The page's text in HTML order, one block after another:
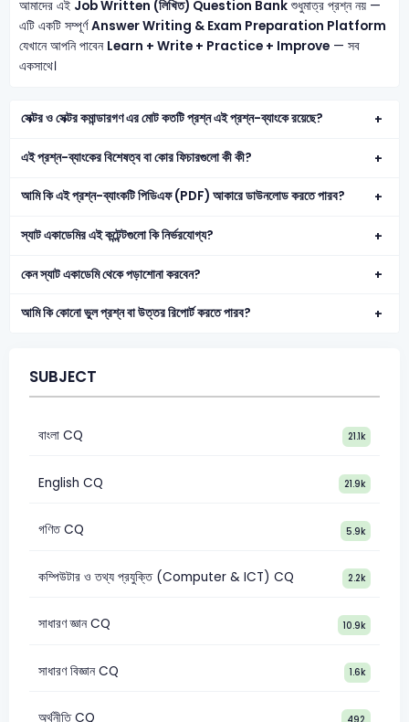
আমাদের এই Job Written (লিখিত) Question Bankশুধুমাত্র প্রশ্ন নয় —
এটি একটি সম্পূর্ণAnswer Writing & Exam Preparation Platform
যেখানে আপনি পাবেন Learn + Write + Practice + Improve— সব
একসাথে।
সেক্টর ও সেক্টর কমান্ডারগণ এর মোট কতটি প্রশ্ন এই প্রশ্ন-ব্যাংকে রয়েছে?
এই প্রশ্ন-ব্যাংকের বিশেষত্ব বা কোর ফিচারগুলো কী কী?
আমি কি এই প্রশ্ন-ব্যাংকটি পিডিএফ (PDF) আকারে ডাউনলোড করতে পারব?
স্যাট একাডেমির এই কন্টেন্টগুলো কি নির্ভরযোগ্য?
কেন স্যাট একাডেমি থেকে পড়াশোনা করবেন?
আমি কি কোনো ভুল প্রশ্ন বা উত্তর রিপোর্ট করতে পারব?
SUBJECT
বাংলা CQ 21.1k
English CQ 21.9k
গণিত CQ 5.9k
কম্পিউটার ও তথ্য প্রযুক্তি (Computer & ICT) CQ 2.2k
সাধারণ জ্ঞান CQ 10.9k
সাধারণ বিজ্ঞান CQ 1.6k
অর্থনীতি CQ 492